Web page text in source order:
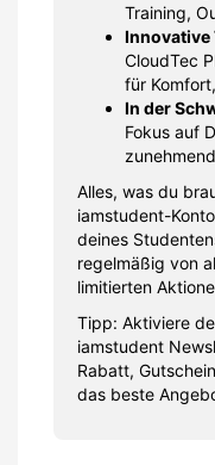
Training,
Innovative
CloudTec
für
In der
Fokus auf
Alles, was du
iamstudent-
deines
regelmäßig von
limitierten
Tipp: Aktiviere
iamstudent
Rabatt,
das beste